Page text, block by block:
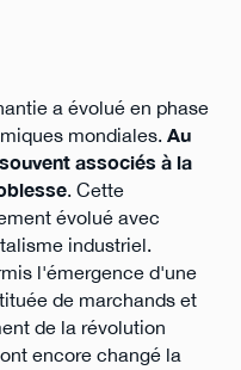
a évolué en phase
mondiales. Au
associés à la
. Cette
évolué avec
industriel.
l'émergence d'une
de marchands et
de la révolution
encore changé la